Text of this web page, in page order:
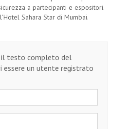
a partecipanti e espositori.
Sahara Star di Mumbai.
il testo completo del
essere un utente registrato